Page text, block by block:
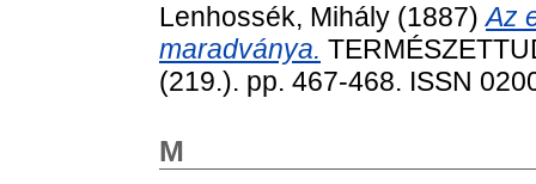
Lenhossék, Mihály (1887)Az
maradványa.
(219.). pp. 467-468. ISSN
M